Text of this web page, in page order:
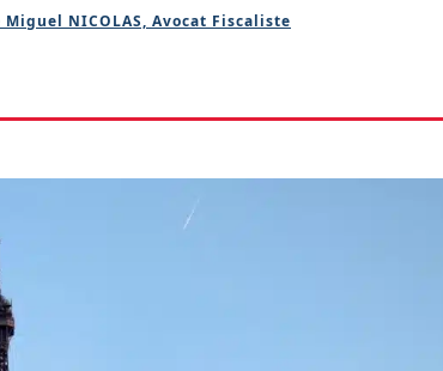
NICOLAS, Avocat Fiscaliste